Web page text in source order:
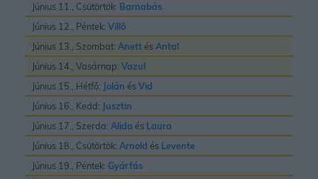
Június 11., Csütörtök: Barnabás
Június 12., Péntek: Villõ
Június 13., Szombat: Anett ésAntal
Június 14., Vasárnap: Vazul
Június 15., Hétfő: Jolán ésVid
Június 16., Kedd: Jusztin
Június 17., Szerda: Alida és Laura
Június 18., Csütörtök: Arnold és Levente
Június 19., Péntek: Gyárfás